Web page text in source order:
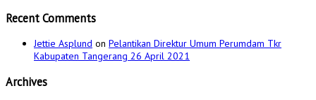
Recent Comments
Jettie Asplund on Pelantikan Direktur Umum Perumdam Tkr
Kabupaten Tangerang 26 April 2021
Archives